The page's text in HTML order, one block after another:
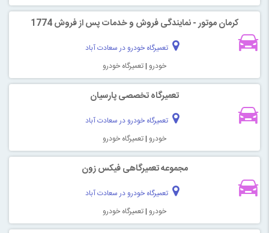
کرمان موتور - نمایندگی فروش و خدمات پس از فروش 1774
تعمیرگاه خودرو در سعادت آباد
خودرو |تعمیرگاه خودرو
تعمیرگاه تخصصی پارسیان
تعمیرگاه خودرو در سعادت آباد
خودرو |تعمیرگاه خودرو
مجموعه تعمیرگاهی فیکس زون
تعمیرگاه خودرو در سعادت آباد
خودرو |تعمیرگاه خودرو